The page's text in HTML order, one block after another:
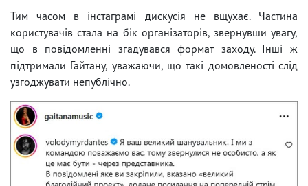
Тим часом в інстаграмі дискусія не вщухає. Частина
користувачів стала на бік організаторів, звернувши увагу,
що в повідомленні згадувався формат заходу. Інші ж
підтримали Гайтану, уважаючи, що такі домовленості слід
узгоджувати непублічно.